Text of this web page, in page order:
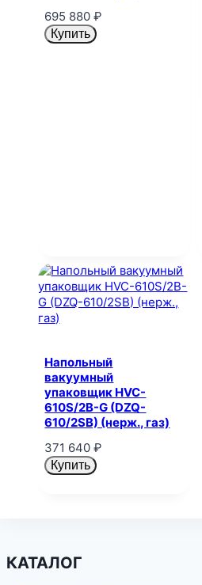
695 880₽
Купить
Напольный
вакуумный
упаковщик HVC-
610S/2B-G (DZQ-
610/2SB) (нерж., газ)
371 640₽
Купить
КАТАЛОГ